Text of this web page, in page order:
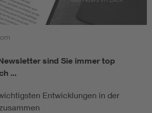
sind Sie immer top
...
Entwicklungen in der